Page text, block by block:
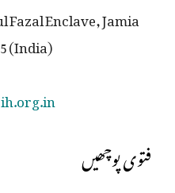
Enclave, Jamia
(India)
فتوی پوچھیں